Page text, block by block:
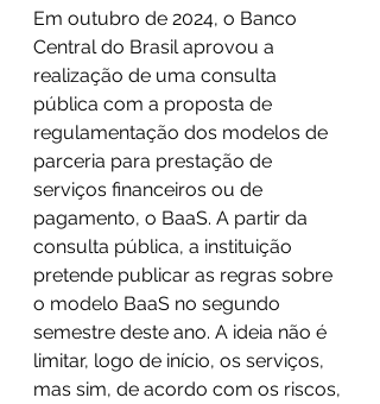
Em outubro de 2024, o Banco
Central do Brasil aprovou a
realização de uma consulta
pública com a proposta de
regulamentação dos modelos de
parceria para prestação de
serviços financeiros ou de
pagamento, o BaaS. A partir da
consulta pública, a instituição
pretende publicar as regras sobre
o modelo BaaS no segundo
semestre deste ano. A ideia não é
limitar, logo de início, os serviços,
mas sim, de acordo com os riscos,